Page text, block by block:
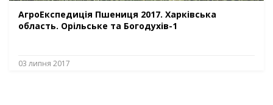
АгроЕкспедиція Пшениця 2017. Харківська
область. Орільське та Богодухів-1
03 липня 2017